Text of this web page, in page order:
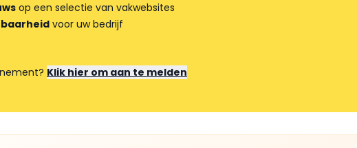
op een selectie van vakwebsites
voor uw bedrijf
Klik hier om aan te melden